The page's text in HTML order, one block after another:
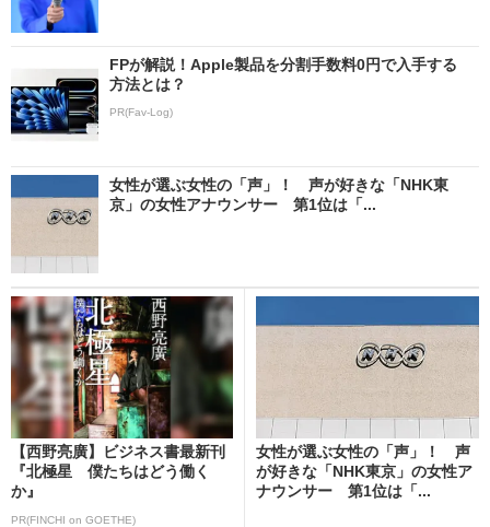
FPが解説！Apple製品を分割手数料0円で入手する
方法とは？
PR(Fav-Log)
女性が選ぶ女性の「声」！ 声が好きな「NHK東
京」の女性アナウンサー 第1位は「...
【西野亮廣】ビジネス書最新刊
『北極星 僕たちはどう働く
か』
PR(FINCHI on GOETHE)
女性が選ぶ女性の「声」！ 声
が好きな「NHK東京」の女性ア
ナウンサー 第1位は「...